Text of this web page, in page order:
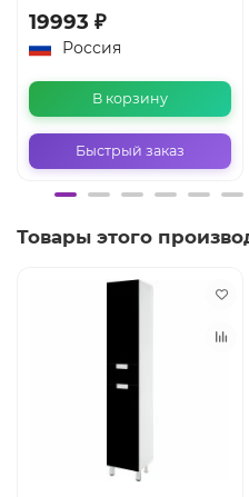
19993 ₽
Россия
В корзину
Быстрый заказ
Товары этого